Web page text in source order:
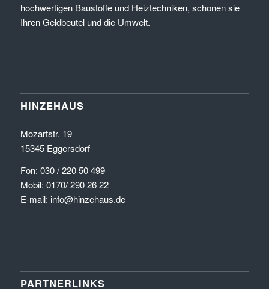
hochwertigen Baustoffe und Heiztechniken, schonen sie
Ihren Geldbeutel und die Umwelt.
HINZEHAUS
Mozartstr. 19
15345 Eggersdorf
Fon: 030 / 220 50 499
Mobil: 0170/ 290 26 22
E-mail: info@hinzehaus.de
PARTNERLINKS